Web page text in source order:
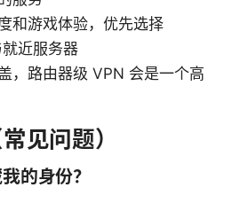
和游戏体验，优先选择
近服务器
，路由器级 VPN 会是一个高
见问题）
的身份？